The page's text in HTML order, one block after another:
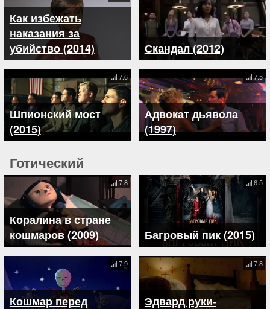
Как избежать
наказания за
убийство (2014)
Скандал (2012)
Шпионский мост
(2015)
7.6
Адвокат дьявола
(1997)
7.5
Готический
Коралина в стране
кошмаров (2009)
7.8
Багровый пик (2015)
6.5
Кошмар перед
7.9
Эдвард руки-
7.8